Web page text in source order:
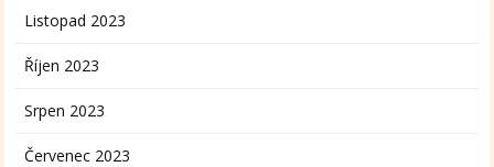
Listopad 2023
Říjen 2023
Srpen 2023
Červenec 2023